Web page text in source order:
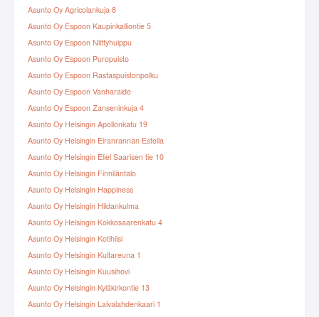
Asunto Oy Agricolankuja 8
Asunto Oy Espoon Kaupinkalliontie 5
Asunto Oy Espoon Niittyhuippu
Asunto Oy Espoon Puropuisto
Asunto Oy Espoon Rastaspuistonpolku
Asunto Oy Espoon Vanharaide
Asunto Oy Espoon Zanseninkuja 4
Asunto Oy Helsingin Apollonkatu 19
Asunto Oy Helsingin Eiranrannan Estella
Asunto Oy Helsingin Eliel Saarisen tie 10
Asunto Oy Helsingin Finniläntalo
Asunto Oy Helsingin Happiness
Asunto Oy Helsingin Hildankulma
Asunto Oy Helsingin Kokkosaarenkatu 4
Asunto Oy Helsingin Kotihiisi
Asunto Oy Helsingin Kultareuna 1
Asunto Oy Helsingin Kuusihovi
Asunto Oy Helsingin Kyläkirkontie 13
Asunto Oy Helsingin Laivalahdenkaari 1